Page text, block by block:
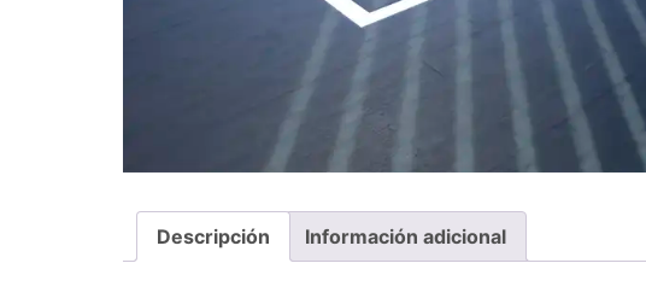
Descripción Información adicional